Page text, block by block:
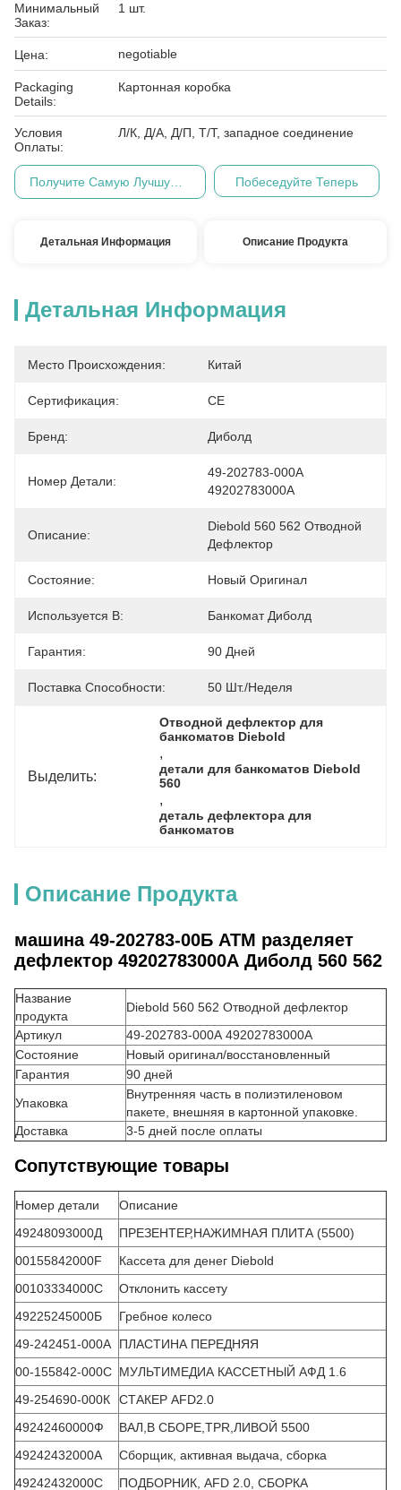
Минимальный
Заказ:
1 шт.
Цена: negotiable
Packaging
Details:
Картонная коробка
Условия
Оплаты:
Л/К, Д/А, Д/П, Т/Т, западное соединение
Побеседуйте Теперь
Детальная Информация Описание Продукта
Детальная Информация
Место Происхождения: Китай
Сертификация: CE
Бренд: Диболд
Номер Детали:
49-202783-000A
49202783000A
Описание:
Diebold 560 562 Отводной
Дефлектор
Состояние: Новый Оригинал
Используется В: Банкомат Диболд
Гарантия: 90 Дней
Поставка Способности: 50 Шт./неделя
Выделить:
Отводной дефлектор для
банкоматов Diebold
,
детали для банкоматов Diebold
560
,
деталь дефлектора для
банкоматов
Описание Продукта
машина 49-202783-00Б АТМ разделяет
дефлектор 49202783000А Диболд 560 562
Название
продукта
Diebold 560 562 Отводной дефлектор
Артикул
49-202783-000А 49202783000А
Состояние
Новый оригинал/восстановленный
Гарантия
90 дней
Упаковка
Внутренняя часть в полиэтиленовом
пакете, внешняя в картонной упаковке.
Доставка
3-5 дней после оплаты
Сопутствующие товары
Номер детали
Описание
49248093000Д
ПРЕЗЕНТЕР,НАЖИМНАЯ ПЛИТА (5500)
00155842000F
Кассета для денег Diebold
00103334000С
Отклонить кассету
49225245000Б
Гребное колесо
49-242451-000А
ПЛАСТИНА ПЕРЕДНЯЯ
00-155842-000С МУЛЬТИМЕДИА КАССЕТНЫЙ АФД 1.6
49-254690-000К
СТАКЕР AFD2.0
49242460000Ф
ВАЛ,В СБОРЕ,TPR,ЛИВОЙ 5500
49242432000А
Сборщик, активная выдача, сборка
49242432000С
ПОДБОРНИК, AFD 2.0, СБОРКА